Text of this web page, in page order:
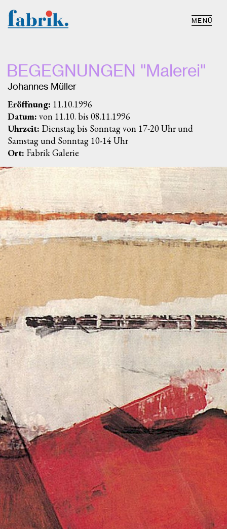
MENÜ
BEGEGNUNGEN "Malerei"
Johannes Müller
Eröffnung: 11.10.1996
Datum: von 11.10. bis 08.11.1996
Uhrzeit: Dienstag bis Sonntag von 17-20 Uhr und
Samstag und Sonntag 10-14 Uhr
Ort: Fabrik Galerie